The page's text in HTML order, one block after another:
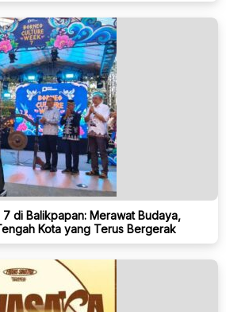
di Balikpapan: Merawat Budaya,
Kota yang Terus Bergerak